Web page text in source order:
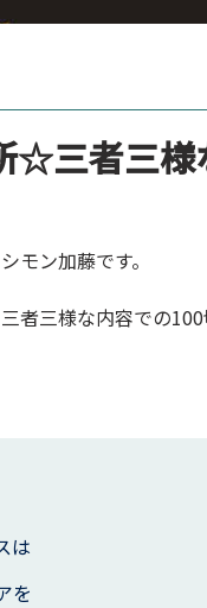
☆三者三様
モン加藤です。
者三様な内容での100
は
を